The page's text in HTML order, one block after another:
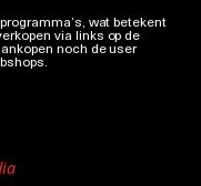
wat betekent
via links op de
noch de user